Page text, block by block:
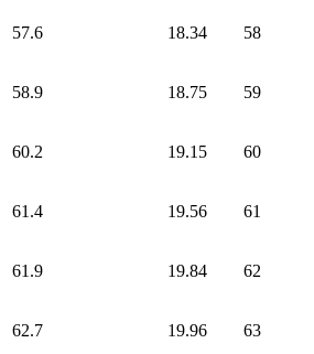
57.6 18.34 58
58.9 18.75 59
60.2 19.15 60
61.4 19.56 61
61.9 19.84 62
62.7 19.96 63